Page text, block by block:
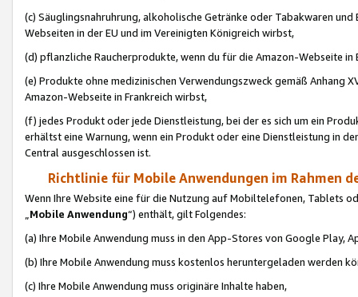
(c) Säuglingsnahruhrung, alkoholische Getränke oder Tabakwaren
Webseiten in der EU und im Vereinigten Königreich wirbst,
(d) pflanzliche Raucherprodukte, wenn du für die Amazon-Webseite in
(e) Produkte ohne medizinischen Verwendungszweck gemäß Anhang
Amazon-Webseite in Frankreich wirbst,
(f) jedes Produkt oder jede Dienstleistung, bei der es sich um ein
erhältst eine Warnung, wenn ein Produkt oder eine Dienstleistung in
Central ausgeschlossen ist.
Richtlinie für Mobile Anwendungen im Rahmen
Wenn Ihre Website eine für die Nutzung auf Mobiltelefonen, Tablets
„Mobile Anwendung“) enthält, gilt Folgendes:
(a) Ihre Mobile Anwendung muss in den App-Stores von Google Play,
(b) Ihre Mobile Anwendung muss kostenlos heruntergeladen werden
(c) Ihre Mobile Anwendung muss originäre Inhalte haben,